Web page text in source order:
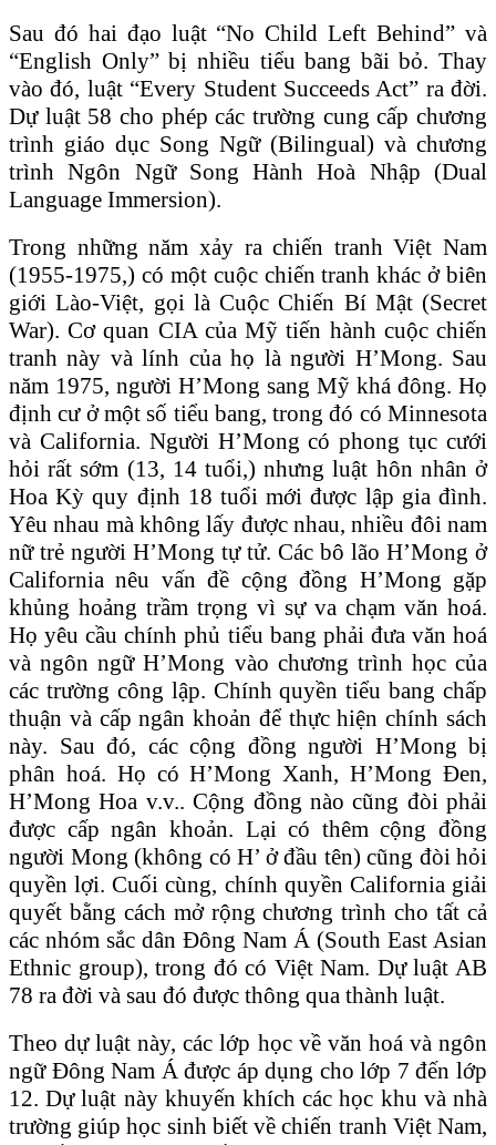
Sau đó hai đạo luật “No Child Left Behind” và
“English Only” bị nhiều tiểu bang bãi bỏ. Thay
vào đó, luật “Every Student Succeeds Act” ra đời.
Dự luật 58 cho phép các trường cung cấp chương
trình giáo dục Song Ngữ (Bilingual) và chương
trình Ngôn Ngữ Song Hành Hoà Nhập (Dual
Language Immersion).
Trong những năm xảy ra chiến tranh Việt Nam
(1955-1975,) có một cuộc chiến tranh khác ở biên
giới Lào-Việt, gọi là Cuộc Chiến Bí Mật (Secret
War). Cơ quan CIA của Mỹ tiến hành cuộc chiến
tranh này và lính của họ là người H’Mong. Sau
năm 1975, người H’Mong sang Mỹ khá đông. Họ
định cư ở một số tiểu bang, trong đó có Minnesota
và California. Người H’Mong có phong tục cưới
hỏi rất sớm (13, 14 tuổi,) nhưng luật hôn nhân ở
Hoa Kỳ quy định 18 tuổi mới được lập gia đình.
Yêu nhau mà không lấy được nhau, nhiều đôi nam
nữ trẻ người H’Mong tự tử. Các bô lão H’Mong ở
California nêu vấn đề cộng đồng H’Mong gặp
khủng hoảng trầm trọng vì sự va chạm văn hoá.
Họ yêu cầu chính phủ tiểu bang phải đưa văn hoá
và ngôn ngữ H’Mong vào chương trình học của
các trường công lập. Chính quyền tiểu bang chấp
thuận và cấp ngân khoản để thực hiện chính sách
này. Sau đó, các cộng đồng người H’Mong bị
phân hoá. Họ có H’Mong Xanh, H’Mong Đen,
H’Mong Hoa v.v.. Cộng đồng nào cũng đòi phải
được cấp ngân khoản. Lại có thêm cộng đồng
người Mong (không có H’ ở đầu tên) cũng đòi hỏi
quyền lợi. Cuối cùng, chính quyền California giải
quyết bằng cách mở rộng chương trình cho tất cả
các nhóm sắc dân Đông Nam Á (South East Asian
Ethnic group), trong đó có Việt Nam. Dự luật AB
78 ra đời và sau đó được thông qua thành luật.
Theo dự luật này, các lớp học về văn hoá và ngôn
ngữ Đông Nam Á được áp dụng cho lớp 7 đến lớp
12. Dự luật này khuyến khích các học khu và nhà
trường giúp học sinh biết về chiến tranh Việt Nam,